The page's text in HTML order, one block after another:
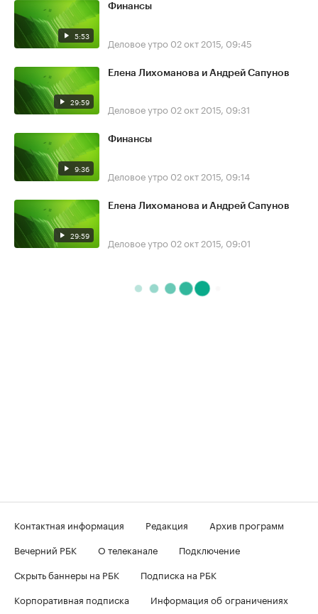
5:53
Финансы
Деловое утро 02 окт 2015, 09:45
29:59
Елена Лихоманова и Андрей Сапунов
Деловое утро 02 окт 2015, 09:31
9:36
Финансы
Деловое утро 02 окт 2015, 09:14
29:59
Елена Лихоманова и Андрей Сапунов
Деловое утро 02 окт 2015, 09:01
Контактная информация Редакция
Архив программ
Вечерний РБК
О телеканале
Подключение
Скрыть баннеры на РБК
Подписка на РБК
Корпоративная подписка
Информация об ограничениях